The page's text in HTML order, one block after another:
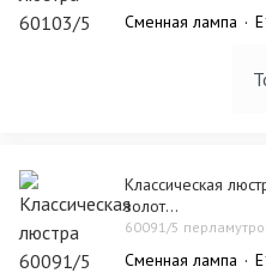
Сменная лампа
Классическая
золот...
60091/5
Сменная лампа